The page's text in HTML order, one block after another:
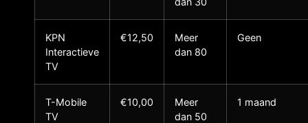
KPN
Interactieve
TV
€12,50
Meer
dan 80
Geen
T-Mobile
TV
€10,00
Meer
dan 50
1 maand